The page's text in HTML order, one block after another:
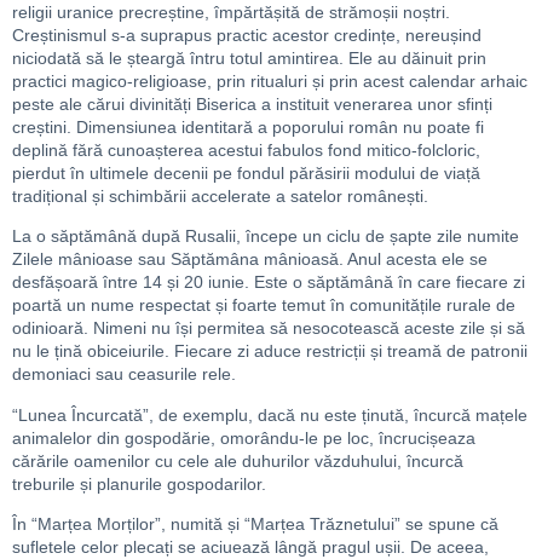
religii uranice precreștine, împărtășită de strămoșii noștri.
Creștinismul s-a suprapus practic acestor credințe, nereușind
niciodată să le șteargă întru totul amintirea. Ele au dăinuit prin
practici magico-religioase, prin ritualuri și prin acest calendar arhaic
peste ale cărui divinități Biserica a instituit venerarea unor sfinți
creștini. Dimensiunea identitară a poporului român nu poate fi
deplină fără cunoașterea acestui fabulos fond mitico-folcloric,
pierdut în ultimele decenii pe fondul părăsirii modului de viață
tradițional și schimbării accelerate a satelor românești.
La o săptămână după Rusalii, începe un ciclu de șapte zile numite
Zilele mânioase sau Săptămâna mânioasă. Anul acesta ele se
desfășoară între 14 și 20 iunie. Este o săptămână în care fiecare zi
poartă un nume respectat și foarte temut în comunitățile rurale de
odinioară. Nimeni nu își permitea să nesocotească aceste zile și să
nu le țină obiceiurile. Fiecare zi aduce restricții și treamă de patronii
demoniaci sau ceasurile rele.
“Lunea Încurcată”, de exemplu, dacă nu este ținută, încurcă mațele
animalelor din gospodărie, omorându-le pe loc, încrucișeaza
cărările oamenilor cu cele ale duhurilor văzduhului, încurcă
treburile și planurile gospodarilor.
În “Marțea Morților”, numită și “Marțea Trăznetului” se spune că
sufletele celor plecați se aciuează lângă pragul ușii. De aceea,